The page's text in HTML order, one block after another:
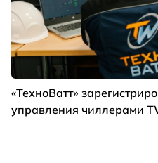
«ТехноВатт»
управления чиллерами